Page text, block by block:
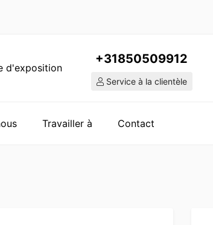
d'exposition
+31850509912
Service à la clientèle
Travailler à Contact